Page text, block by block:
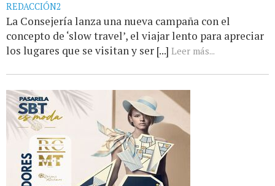
REDACCIÓN2
La Consejería lanza una nueva campaña con el
concepto de ‘slow travel’, el viajar lento para apreciar
los lugares que se visitan y ser [...] Leer más...